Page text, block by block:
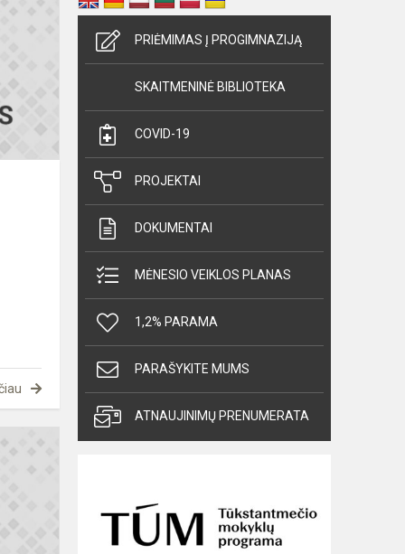
konkursą
PRIĖMIMAS Į PROGIMNAZIJĄ
SKAITMENINĖ BIBLIOTEKA
COVID-19
PROJEKTAI
DOKUMENTAI
MĖNESIO VEIKLOS PLANAS
1,2% PARAMA
PARAŠYKITE MUMS
ATNAUJINIMŲ PRENUMERATA